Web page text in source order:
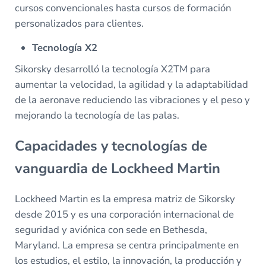
cursos convencionales hasta cursos de formación
personalizados para clientes.
Tecnología X2
Sikorsky desarrolló la tecnología X2TM para
aumentar la velocidad, la agilidad y la adaptabilidad
de la aeronave reduciendo las vibraciones y el peso y
mejorando la tecnología de las palas.
Capacidades y tecnologías de
vanguardia de Lockheed Martin
Lockheed Martin es la empresa matriz de Sikorsky
desde 2015 y es una corporación internacional de
seguridad y aviónica con sede en Bethesda,
Maryland. La empresa se centra principalmente en
los estudios, el estilo, la innovación, la producción y